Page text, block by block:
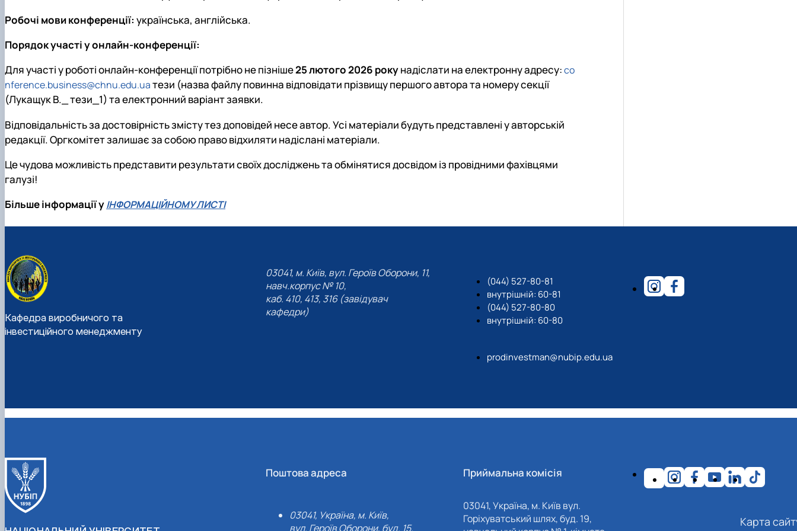
Робочі мови конференції: українська, англійська.
Порядок участі у онлайн-конференції:
Для участі у роботі онлайн-конференції потрібно не пізніше25 лютого 2026 рокунадіслати на електронну адресу:co
nference.business@chnu.edu.uaтези (назва файлу повинна відповідати прізвищу першого автора та номеру секції
(Лукащук В._ тези_1) та електронний варіант заявки.
Відповідальність за достовірність змісту тез доповідей несе автор. Усі матеріали будуть представлені у авторській
редакції. Оргкомітет залишає за собою право відхиляти надіслані матеріали.
Це чудова можливість представити результати своїх досліджень та обмінятися досвідом із провідними фахівцями
галузі!
Більше інформації уІНФОРМАЦІЙНОМУ ЛИСТІ
Кафедра виробничого та
інвестиційного менеджменту
03041, м. Київ, вул. Героїв Оборони, 11,
навч.корпус № 10,
каб. 410, 413, 316 (завідувач
кафедри)
(044) 527-80-81
внутрішній: 60-81
(044) 527-80-80
внутрішній: 60-80
prodinvestman@nubip.edu.ua
Поштова адреса
03041, Україна, м. Київ,
вул. Героїв Оборони, буд. 15.
Приймальна комісія
03041, Україна, м. Київ вул.
Горіхуватський шлях, буд. 19,
Карта